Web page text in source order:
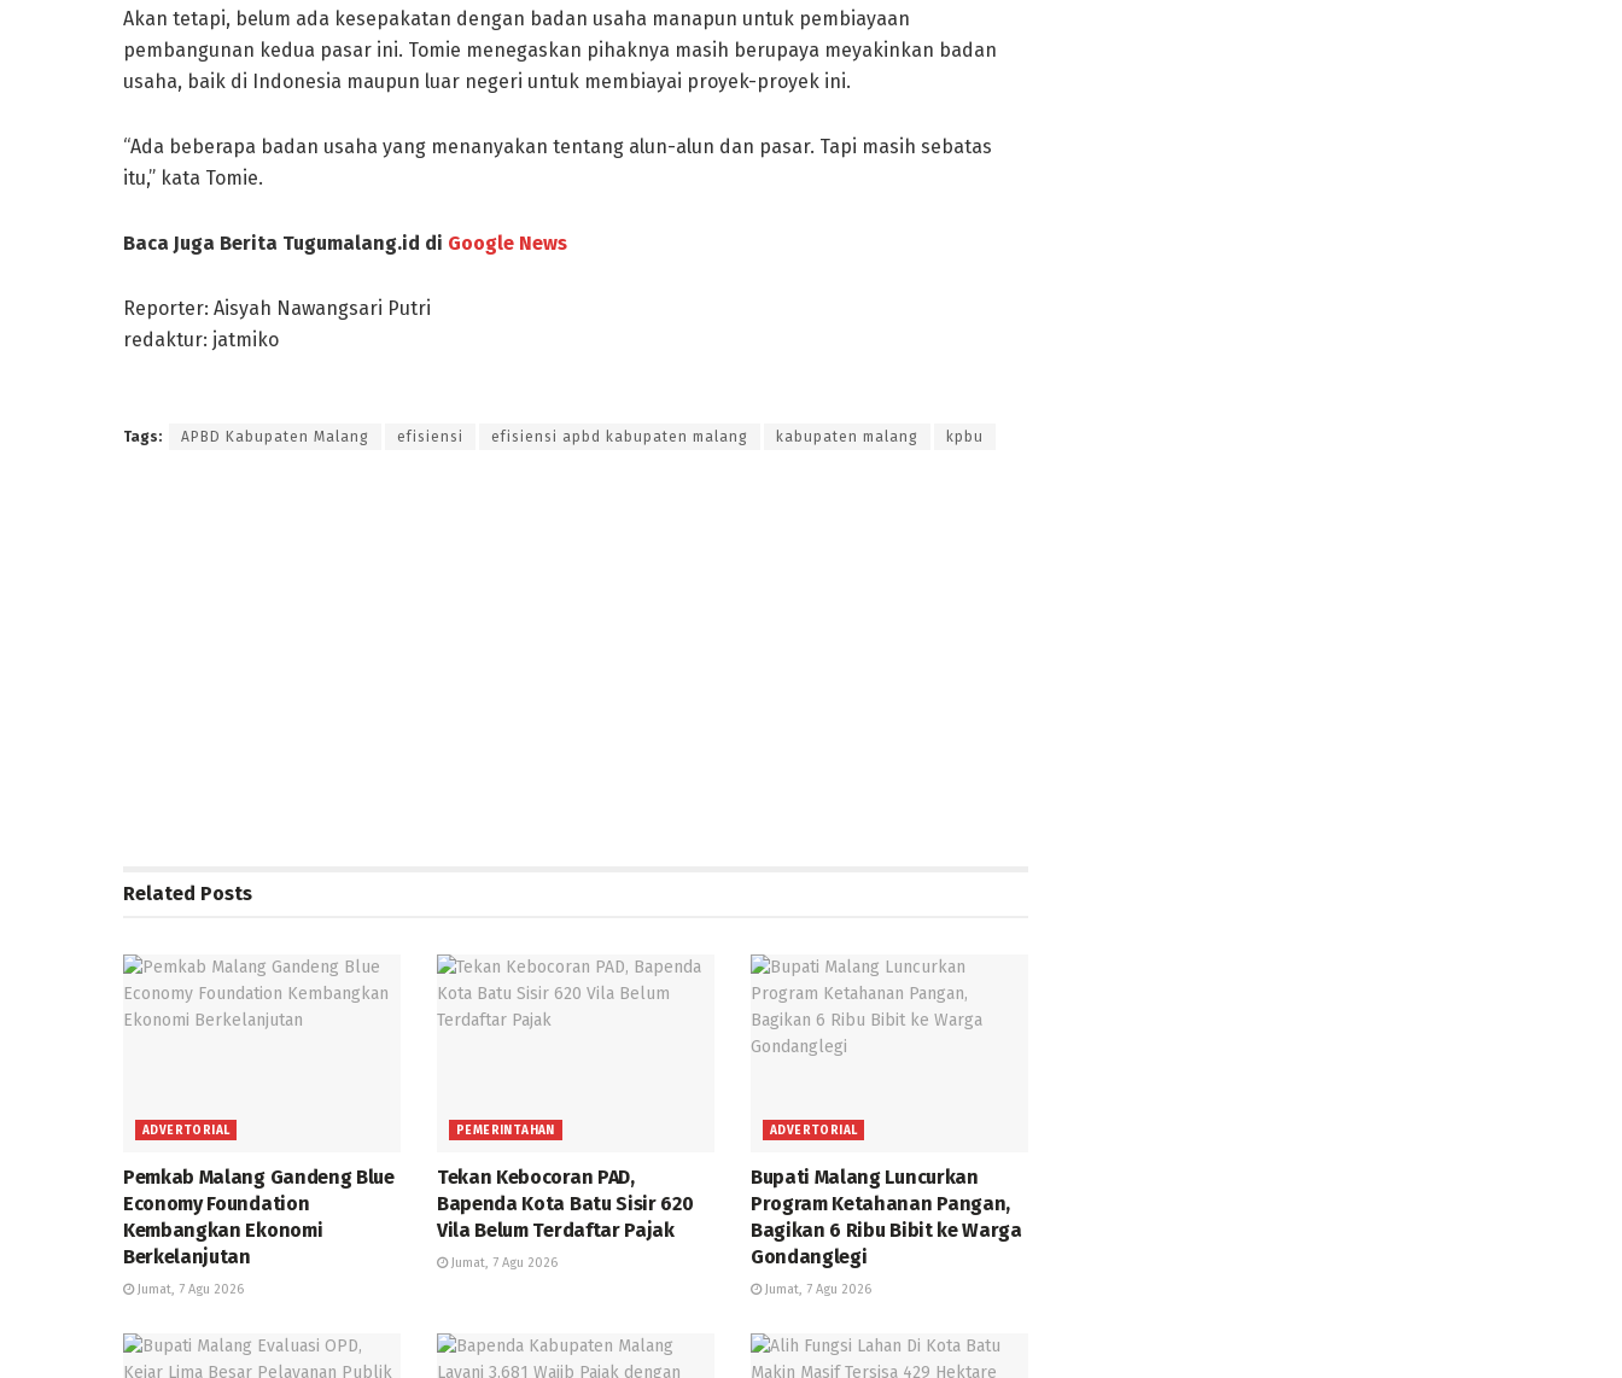
Akan tetapi, belum ada kesepakatan dengan badan usaha manapun untuk pembiayaan
pembangunan kedua pasar ini. Tomie menegaskan pihaknya masih berupaya meyakinkan badan
usaha, baik di Indonesia maupun luar negeri untuk membiayai proyek-proyek ini.
“Ada beberapa badan usaha yang menanyakan tentang alun-alun dan pasar. Tapi masih sebatas
itu,” kata Tomie.
Baca Juga Berita Tugumalang.id di Google News
Reporter: Aisyah Nawangsari Putri
redaktur: jatmiko
Tags: APBD Kabupaten Malang efisiensi efisiensi apbd kabupaten malang kabupaten malang kpbu
Related Posts
ADVERTORIAL
Pemkab Malang Gandeng Blue
Economy Foundation
Kembangkan Ekonomi
Berkelanjutan
Jumat, 7 Agu 2026
PEMERINTAHAN
Tekan Kebocoran PAD,
Bapenda Kota Batu Sisir 620
Vila Belum Terdaftar Pajak
Jumat, 7 Agu 2026
ADVERTORIAL
Bupati Malang Luncurkan
Program Ketahanan Pangan,
Bagikan 6 Ribu Bibit ke Warga
Gondanglegi
Jumat, 7 Agu 2026